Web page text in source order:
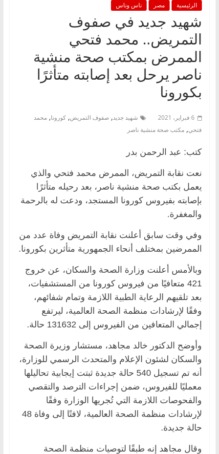
الرئيسية مصر ناس وناس
شهيد جديد في صفوف
التمريض.. محمد فتحي
الممرض بمكتب صحة منشية
ناصر يرحل بعد إصابته متأثرًا
بكورونا
6 فبراير، 2021 شهيد جديد, صفوف التمريض, كورونا, محمد
فتحي, مكتب صحة منشية ناصر
كتب: عبد الرحمن بدر
نعت نقابة التمريض، الممرض محمد فتحي والذي
يعمل بكتب صحة منشية ناصر، بعد رحيله متأثرًا
بإصابته بفيروس كورونا المستجد، ودعت له بالرحمة
والمغفرة.
وفي وقت سابق أعلنت نقابة التمريض وفاة عدد من
الممرضين بمختلف أنحاء الجمهورية متأثرين بكورونا.
وبالأمس أعلنت وزارة الصحة والسكان، عن خروج
421 متعافيًا من فيروس كورونا من المستشفيات،
بعد تلقيهم الرعاية الطبية اللازمة وتمام شفائهم،
وفقًا لإرشادات منظمة الصحة العالمية، ليرتفع
إجمالي المتعافين من الفيروس إلى 131632 حالة.
وأوضح الدكتور خالد مجاهد، مستشار وزيرة الصحة
والسكان لشئون الإعلام والمتحدث الرسمي للوزارة،
أنه تم تسجيل 540 حالة جديدة ثبتت إيجابية تحاليلها
معمليًا للفيروس، ضمن إجراءات الترصد والتقصي
والفحوصات اللازمة التي تُجريها الوزارة وفقًا
لإرشادات منظمة الصحة العالمية، لافتًا إلى وفاة 48
حالة جديدة.
وقال مجاهد إنه طبقًا لتوصيات منظمة الصحة